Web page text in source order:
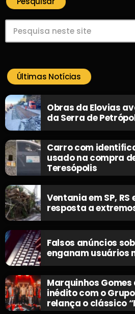
Últimas Notícias
Obras da Elovias
da Serra de
Carro com
usado na compra
Teresópolis
Ventania em SP, RS
resposta a
Falsos anúncios
enganam usuários
Marquinhos
inédito com o
relança o clássico